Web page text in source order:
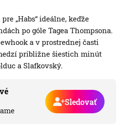
„Habs“ ideálne, keďže
po góle Tagea Thompsona.
a v prostrednej časti
približne šiestich minút
a Slafkovský.
Sledovať